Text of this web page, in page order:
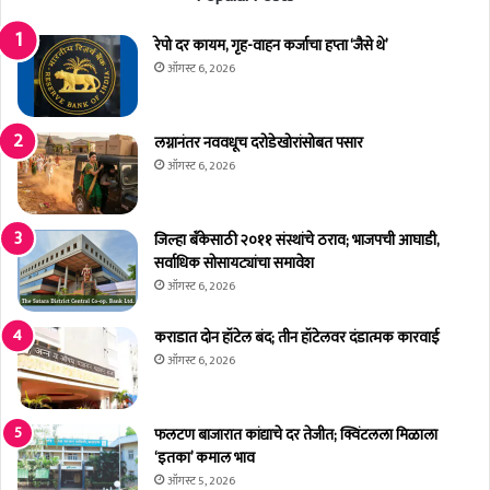
ध
प
दां
ठी
स
र
ळ
से
वा
प
द्ध
ती
ने
भ
र
ती
रेपो दर कायम, गृह-वाहन कर्जाचा हप्ता ‘जैसे थे’
ऑगस्ट 6, 2026
लग्नानंतर नववधूच दरोडेखोरांसोबत पसार
ऑगस्ट 6, 2026
जिल्हा बँकेसाठी २०११ संस्थांचे ठराव; भाजपची आघाडी,
सर्वाधिक सोसायट्यांचा समावेश
ऑगस्ट 6, 2026
कराडात दोन हॉटेल बंद; तीन हॉटेलवर दंडात्मक कारवाई
ऑगस्ट 6, 2026
फलटण बाजारात कांद्याचे दर तेजीत; क्विंटलला मिळाला
‘इतका’ कमाल भाव
ऑगस्ट 5, 2026